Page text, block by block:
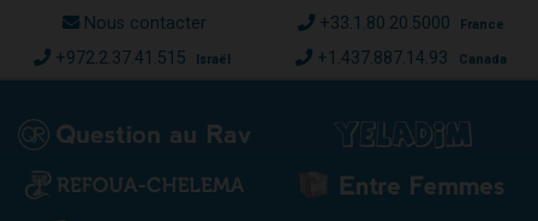
Nous contacter +33.1.80.20.5000 France
+972.2.37.41.515 Israël +1.437.887.14.93 Canada